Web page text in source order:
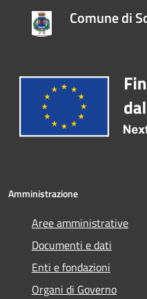
Comune di
Amministrazione
Aree amministrative
Documenti e dati
Enti e fondazioni
Organi di Governo